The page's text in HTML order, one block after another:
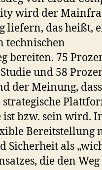
wird der
liefern, das heißt,
technischen
bereiten. 75
und 58
der Meinung,
bzw. sein wird.
Bereitstellung
Sicherheit als
die den